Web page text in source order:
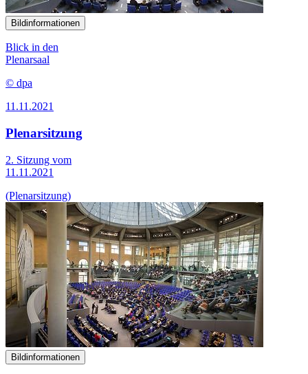
Bildinformationen
Blick in den
Plenarsaal
© dpa
11.11.2021
Plenarsitzung
2. Sitzung vom
11.11.2021
(Plenarsitzung)
Bildinformationen